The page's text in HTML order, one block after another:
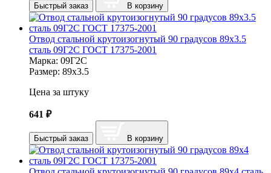
Быстрый заказ В корзину
Отвод стальной крутоизогнутый 90 градусов 89х3.5
сталь 09Г2С ГОСТ 17375-2001
Марка: 09Г2С
Размер: 89х3.5
Цена за штуку
641 ₽
Быстрый заказ В корзину